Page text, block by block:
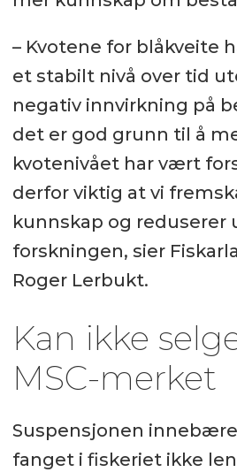
– Kvotene for blåkveite
et stabilt nivå over tid
negativ innvirkning på
det er god grunn til å
kvotenivået har vært
derfor viktig at vi
kunnskap og reduserer
forskningen, sier
Roger Lerbukt.
Kan ikke
MSC-merket
Suspensjonen
fanget i fiskeriet ikke